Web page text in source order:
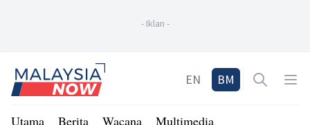
- Iklan -
Home
EN BM Open
Utama Berita Wacana Multimedia